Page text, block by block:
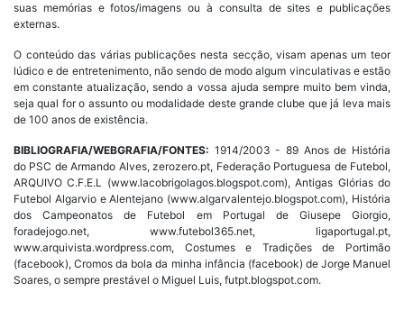
suas memórias e fotos/imagens ou à consulta de sites e publicações
externas.
O conteúdo das várias publicações nesta secção, visam apenas um teor
lúdico e de entretenimento, não sendo de modo algum vinculativas e estão
em constante atualização, sendo a vossa ajuda sempre muito bem vinda,
seja qual for o assunto ou modalidade deste grande clube que já leva mais
de 100 anos de existência.
BIBLIOGRAFIA/WEBGRAFIA/FONTES: 1914/2003 - 89 Anos de História
do PSC de Armando Alves, zerozero.pt, Federação Portuguesa de Futebol,
ARQUIVO C.F.E.L (www.lacobrigolagos.blogspot.com), Antigas Glórias do
Futebol Algarvio e Alentejano (www.algarvalentejo.blogspot.com), História
dos Campeonatos de Futebol em Portugal de Giusepe Giorgio,
foradejogo.net, www.futebol365.net, ligaportugal.pt,
www.arquivista.wordpress.com, Costumes e Tradições de Portimão
(facebook), Cromos da bola da minha infância (facebook) de Jorge Manuel
Soares, o sempre prestável o Miguel Luis, futpt.blogspot.com.